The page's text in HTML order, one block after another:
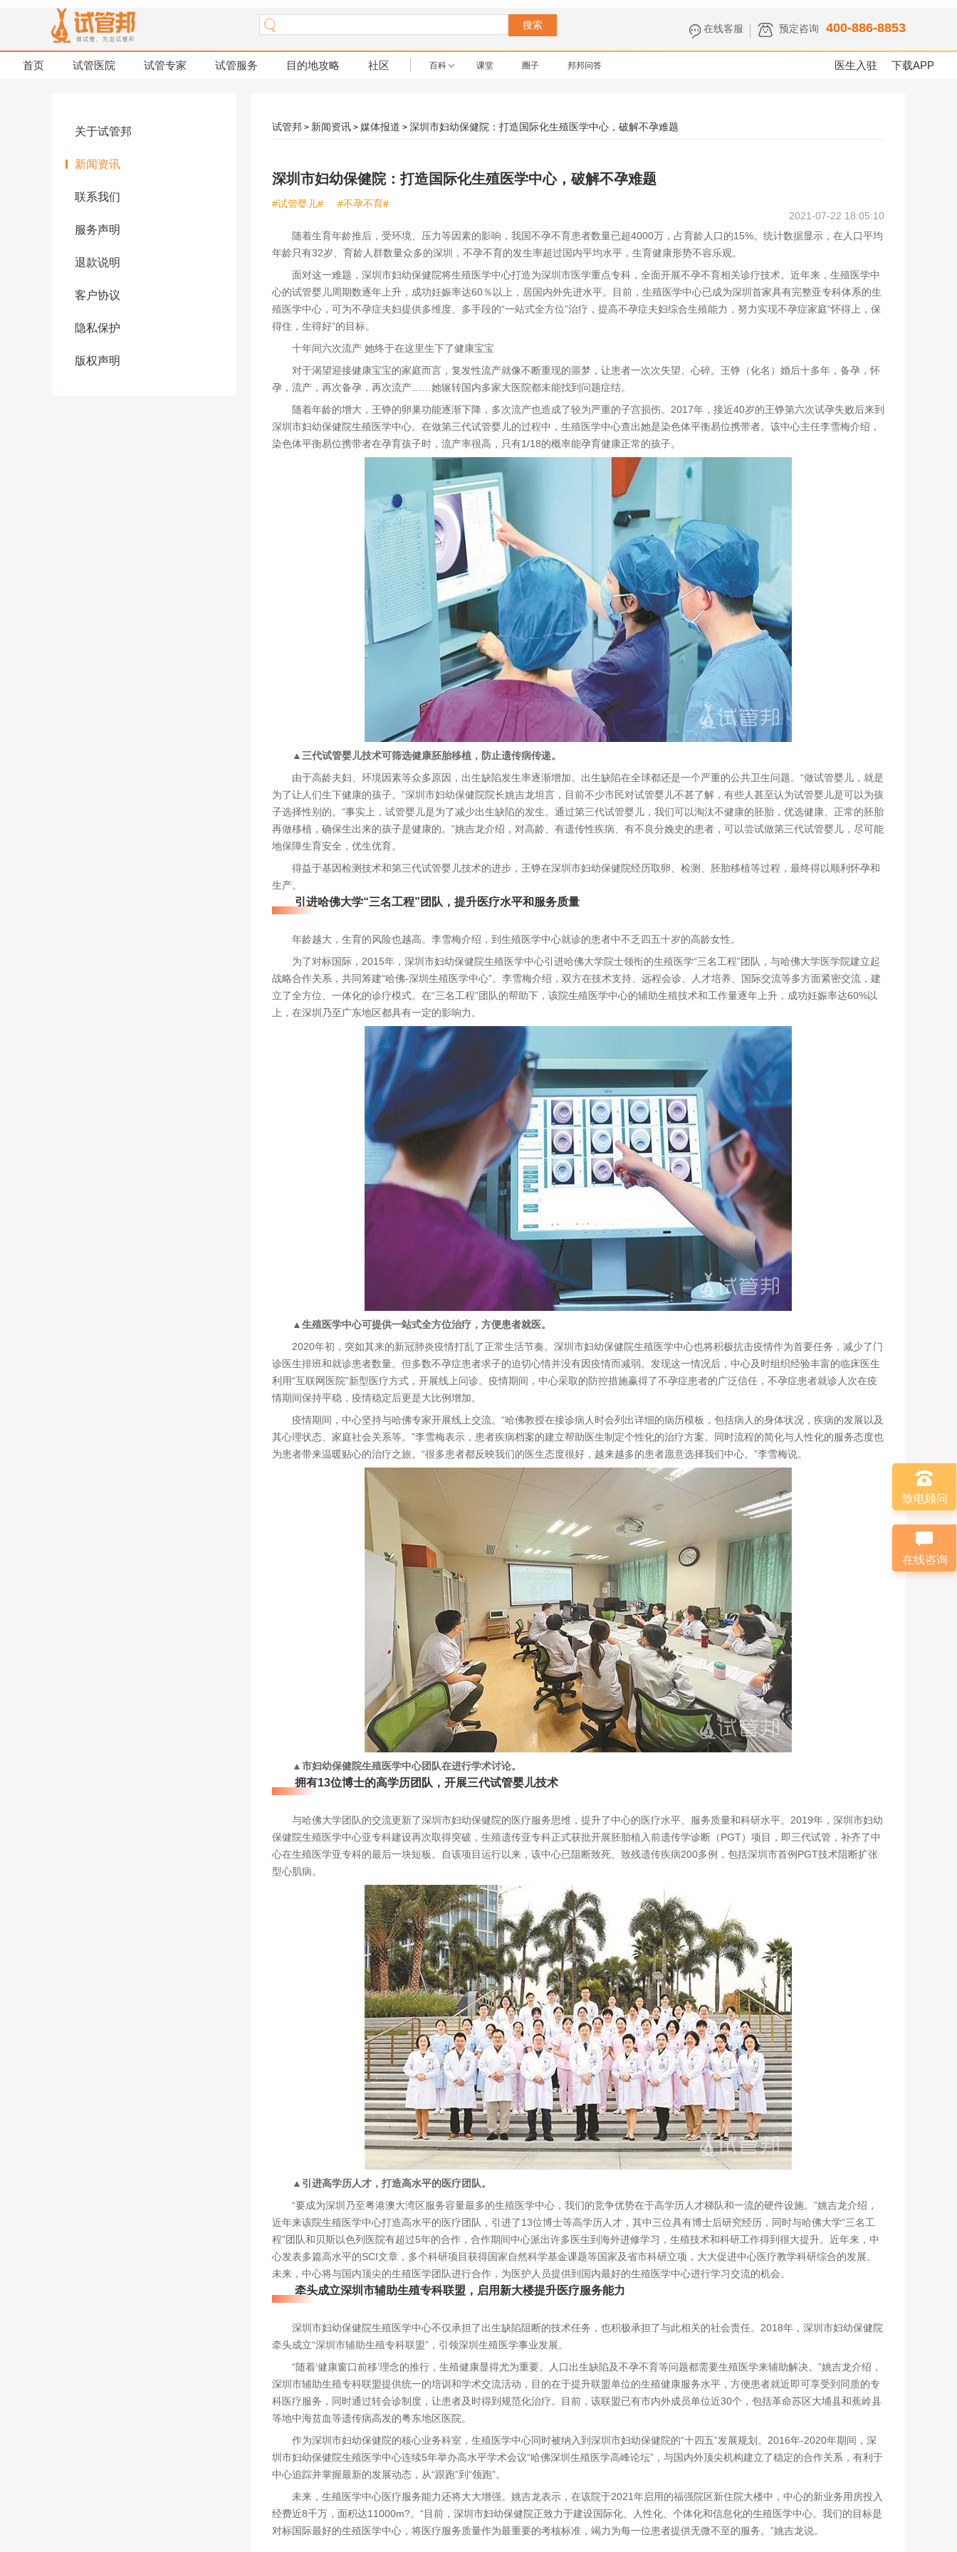
搜索 在线客服 预定咨询 400-886-8853
首页 试管医院 试管专家 试管服务 目的地攻略 社区 百科 课堂 圈子 邦邦问答 医生入驻 下载APP
关于试管邦
新闻资讯
联系我们
服务声明
退款说明
客户协议
隐私保护
版权声明
试管邦 > 新闻资讯 > 媒体报道 > 深圳市妇幼保健院：打造国际化生殖医学中心，破解不孕难题
深圳市妇幼保健院：打造国际化生殖医学中心，破解不孕难题
#试管婴儿#
#不孕不育#
2021-07-22 18:05:10
随着生育年龄推后，受环境、压力等因素的影响，我国不孕不育患者数量已超4000万，占育龄人口的15%。统计数据显示，在人口平均
年龄只有32岁、育龄人群数量众多的深圳，不孕不育的发生率超过国内平均水平，生育健康形势不容乐观。
面对这一难题，深圳市妇幼保健院将生殖医学中心打造为深圳市医学重点专科，全面开展不孕不育相关诊疗技术。近年来，生殖医学中
心的试管婴儿周期数逐年上升，成功妊娠率达60％以上，居国内外先进水平。目前，生殖医学中心已成为深圳首家具有完整亚专科体系的生
殖医学中心，可为不孕症夫妇提供多维度、多手段的“一站式全方位”治疗，提高不孕症夫妇综合生殖能力，努力实现不孕症家庭“怀得上，保
得住，生得好”的目标。
十年间六次流产 她终于在这里生下了健康宝宝
对于渴望迎接健康宝宝的家庭而言，复发性流产就像不断重现的噩梦，让患者一次次失望、心碎。王铮（化名）婚后十多年，备孕，怀
孕，流产，再次备孕，再次流产……她辗转国内多家大医院都未能找到问题症结。
随着年龄的增大，王铮的卵巢功能逐渐下降，多次流产也造成了较为严重的子宫损伤。2017年，接近40岁的王铮第六次试孕失败后来到
深圳市妇幼保健院生殖医学中心。在做第三代试管婴儿的过程中，生殖医学中心查出她是染色体平衡易位携带者。该中心主任李雪梅介绍，
染色体平衡易位携带者在孕育孩子时，流产率很高，只有1/18的概率能孕育健康正常的孩子。
▲三代试管婴儿技术可筛选健康胚胎移植，防止遗传病传递。
由于高龄夫妇、环境因素等众多原因，出生缺陷发生率逐渐增加。出生缺陷在全球都还是一个严重的公共卫生问题。“做试管婴儿，就是
为了让人们生下健康的孩子。”深圳市妇幼保健院院长姚吉龙坦言，目前不少市民对试管婴儿不甚了解，有些人甚至认为试管婴儿是可以为孩
子选择性别的。“事实上，试管婴儿是为了减少出生缺陷的发生。通过第三代试管婴儿，我们可以淘汰不健康的胚胎，优选健康、正常的胚胎
再做移植，确保生出来的孩子是健康的。”姚吉龙介绍，对高龄、有遗传性疾病、有不良分娩史的患者，可以尝试做第三代试管婴儿，尽可能
地保障生育安全，优生优育。
得益于基因检测技术和第三代试管婴儿技术的进步，王铮在深圳市妇幼保健院经历取卵、检测、胚胎移植等过程，最终得以顺利怀孕和
生产。
引进哈佛大学“三名工程”团队，提升医疗水平和服务质量
年龄越大，生育的风险也越高。李雪梅介绍，到生殖医学中心就诊的患者中不乏四五十岁的高龄女性。
为了对标国际，2015年，深圳市妇幼保健院生殖医学中心引进哈佛大学院士领衔的生殖医学“三名工程”团队，与哈佛大学医学院建立起
战略合作关系，共同筹建“哈佛-深圳生殖医学中心”。李雪梅介绍，双方在技术支持、远程会诊、人才培养、国际交流等多方面紧密交流，建
立了全方位、一体化的诊疗模式。在“三名工程”团队的帮助下，该院生殖医学中心的辅助生殖技术和工作量逐年上升，成功妊娠率达60%以
上，在深圳乃至广东地区都具有一定的影响力。
▲生殖医学中心可提供一站式全方位治疗，方便患者就医。
2020年初，突如其来的新冠肺炎疫情打乱了正常生活节奏。深圳市妇幼保健院生殖医学中心也将积极抗击疫情作为首要任务，减少了门
诊医生排班和就诊患者数量。但多数不孕症患者求子的迫切心情并没有因疫情而减弱。发现这一情况后，中心及时组织经验丰富的临床医生
利用“互联网医院”新型医疗方式，开展线上问诊。疫情期间，中心采取的防控措施赢得了不孕症患者的广泛信任，不孕症患者就诊人次在疫
情期间保持平稳，疫情稳定后更是大比例增加。
疫情期间，中心坚持与哈佛专家开展线上交流。“哈佛教授在接诊病人时会列出详细的病历模板，包括病人的身体状况，疾病的发展以及
其心理状态、家庭社会关系等。”李雪梅表示，患者疾病档案的建立帮助医生制定个性化的治疗方案。同时流程的简化与人性化的服务态度也
为患者带来温暖贴心的治疗之旅。“很多患者都反映我们的医生态度很好，越来越多的患者愿意选择我们中心。”李雪梅说。
▲市妇幼保健院生殖医学中心团队在进行学术讨论。
拥有13位博士的高学历团队，开展三代试管婴儿技术
与哈佛大学团队的交流更新了深圳市妇幼保健院的医疗服务思维，提升了中心的医疗水平、服务质量和科研水平。2019年，深圳市妇幼
保健院生殖医学中心亚专科建设再次取得突破，生殖遗传亚专科正式获批开展胚胎植入前遗传学诊断（PGT）项目，即三代试管，补齐了中
心在生殖医学亚专科的最后一块短板。自该项目运行以来，该中心已阻断致死、致残遗传疾病200多例，包括深圳市首例PGT技术阻断扩张
型心肌病。
▲引进高学历人才，打造高水平的医疗团队。
“要成为深圳乃至粤港澳大湾区服务容量最多的生殖医学中心，我们的竞争优势在于高学历人才梯队和一流的硬件设施。”姚吉龙介绍，
近年来该院生殖医学中心打造高水平的医疗团队，引进了13位博士等高学历人才，其中三位具有博士后研究经历，同时与哈佛大学“三名工
程”团队和贝斯以色列医院有超过5年的合作，合作期间中心派出许多医生到海外进修学习，生殖技术和科研工作得到很大提升。近年来，中
心发表多篇高水平的SCI文章，多个科研项目获得国家自然科学基金课题等国家及省市科研立项，大大促进中心医疗教学科研综合的发展。
未来，中心将与国内顶尖的生殖医学团队进行合作，为医护人员提供到国内最好的生殖医学中心进行学习交流的机会。
牵头成立深圳市辅助生殖专科联盟，启用新大楼提升医疗服务能力
深圳市妇幼保健院生殖医学中心不仅承担了出生缺陷阻断的技术任务，也积极承担了与此相关的社会责任。2018年，深圳市妇幼保健院
牵头成立“深圳市辅助生殖专科联盟”，引领深圳生殖医学事业发展。
“随着‘健康窗口前移’理念的推行，生殖健康显得尤为重要。人口出生缺陷及不孕不育等问题都需要生殖医学来辅助解决。”姚吉龙介绍，
深圳市辅助生殖专科联盟提供统一的培训和学术交流活动，目的在于提升联盟单位的生殖健康服务水平，方便患者就近即可享受到同质的专
科医疗服务，同时通过转会诊制度，让患者及时得到规范化治疗。目前，该联盟已有市内外成员单位近30个，包括革命苏区大埔县和蕉岭县
等地中海贫血等遗传病高发的粤东地区医院。
作为深圳市妇幼保健院的核心业务科室，生殖医学中心同时被纳入到深圳市妇幼保健院的“十四五”发展规划。2016年-2020年期间，深
圳市妇幼保健院生殖医学中心连续5年举办高水平学术会议“哈佛深圳生殖医学高峰论坛”，与国内外顶尖机构建立了稳定的合作关系，有利于
中心追踪并掌握最新的发展动态，从“跟跑”到“领跑”。
未来，生殖医学中心医疗服务能力还将大大增强。姚吉龙表示，在该院于2021年启用的福强院区新住院大楼中，中心的新业务用房投入
经费近8千万，面积达11000m?。“目前，深圳市妇幼保健院正致力于建设国际化、人性化、个体化和信息化的生殖医学中心。我们的目标是
对标国际最好的生殖医学中心，将医疗服务质量作为最重要的考核标准，竭力为每一位患者提供无微不至的服务。”姚吉龙说。
致电顾问
在线咨询